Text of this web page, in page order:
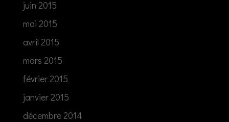
juin 2015
mai 2015
avril 2015
mars 2015
février 2015
janvier 2015
décembre 2014